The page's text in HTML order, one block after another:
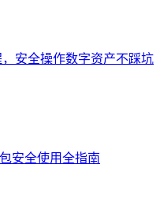
，安全操作数字资产不踩坑
安全使用全指南